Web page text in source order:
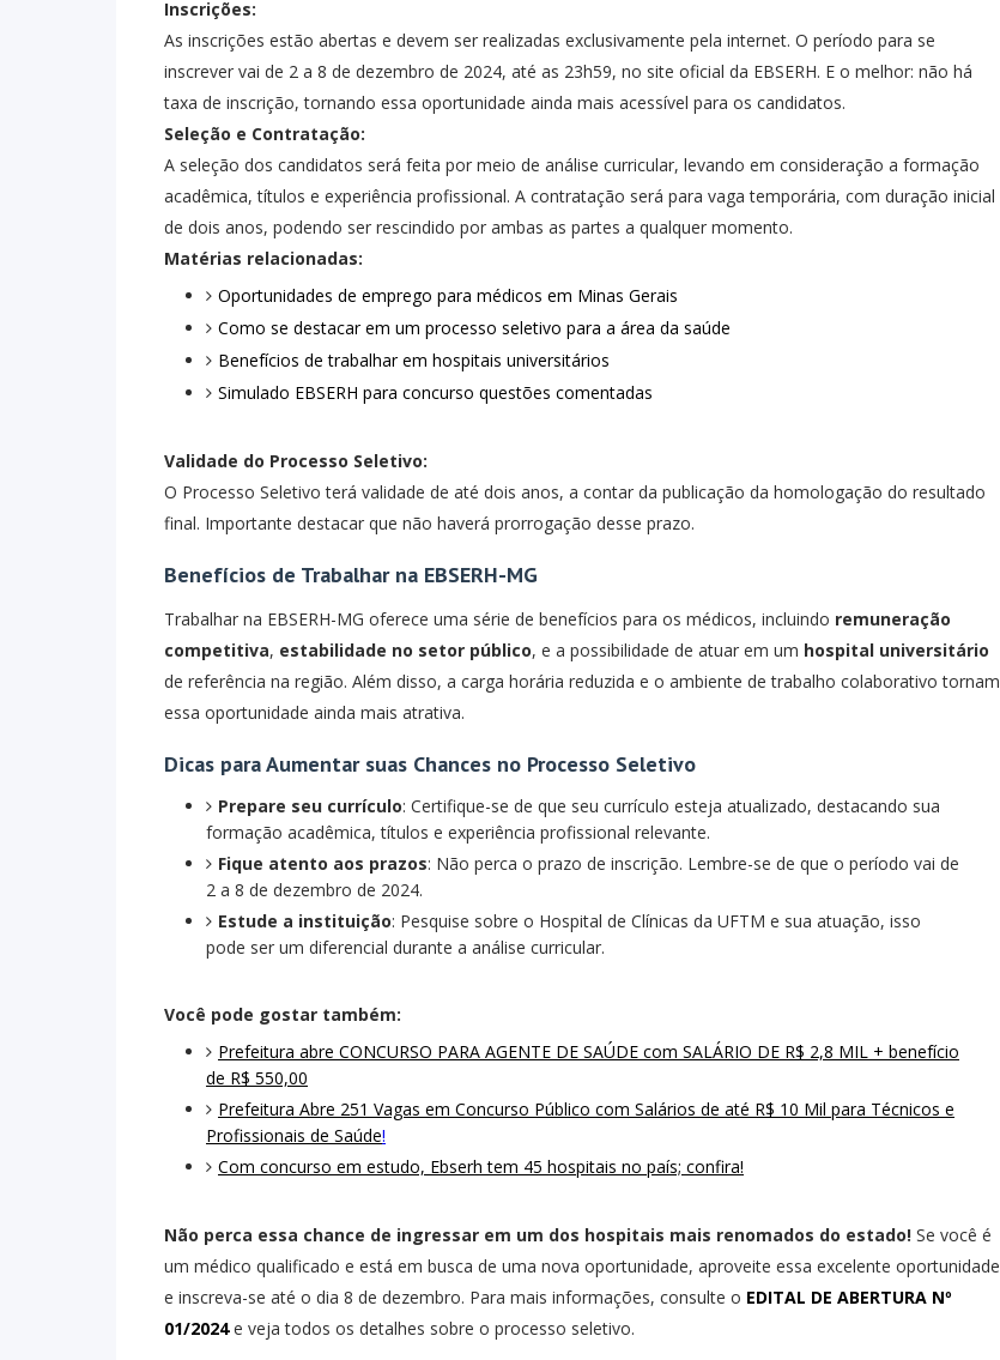
Inscrições:
As inscrições estão abertas e devem ser realizadas exclusivamente pela internet. O período para se
inscrever vai de 2 a 8 de dezembro de 2024, até as 23h59, no site oficial da EBSERH. E o melhor: não há
taxa de inscrição, tornando essa oportunidade ainda mais acessível para os candidatos.
Seleção e Contratação:
A seleção dos candidatos será feita por meio de análise curricular, levando em consideração a formação
acadêmica, títulos e experiência profissional. A contratação será para vaga temporária, com duração inicial
de dois anos, podendo ser rescindido por ambas as partes a qualquer momento.
Matérias relacionadas:
Oportunidades de emprego para médicos em Minas Gerais
Como se destacar em um processo seletivo para a área da saúde
Benefícios de trabalhar em hospitais universitários
Simulado EBSERH para concurso questões comentadas
Validade do Processo Seletivo:
O Processo Seletivo terá validade de até dois anos, a contar da publicação da homologação do resultado
final. Importante destacar que não haverá prorrogação desse prazo.
Benefícios de Trabalhar na EBSERH-MG
Trabalhar na EBSERH-MG oferece uma série de benefícios para os médicos, incluindo remuneração
competitiva, estabilidade no setor público, e a possibilidade de atuar em um hospital universitário
de referência na região. Além disso, a carga horária reduzida e o ambiente de trabalho colaborativo tornam
essa oportunidade ainda mais atrativa.
Dicas para Aumentar suas Chances no Processo Seletivo
Prepare seu currículo: Certifique-se de que seu currículo esteja atualizado, destacando sua
formação acadêmica, títulos e experiência profissional relevante.
Fique atento aos prazos: Não perca o prazo de inscrição. Lembre-se de que o período vai de
2 a 8 de dezembro de 2024.
Estude a instituição: Pesquise sobre o Hospital de Clínicas da UFTM e sua atuação, isso
pode ser um diferencial durante a análise curricular.
Você pode gostar também:
Prefeitura abre CONCURSO PARA AGENTE DE SAÚDE com SALÁRIO DE R$ 2,8 MIL + benefício
de R$ 550,00
Prefeitura Abre 251 Vagas em Concurso Público com Salários de até R$ 10 Mil para Técnicos e
Profissionais de Saúde!
Com concurso em estudo, Ebserh tem 45 hospitais no país; confira!
Não perca essa chance de ingressar em um dos hospitais mais renomados do estado! Se você é
um médico qualificado e está em busca de uma nova oportunidade, aproveite essa excelente oportunidade
e inscreva-se até o dia 8 de dezembro. Para mais informações, consulte o EDITAL DE ABERTURA Nº
01/2024e veja todos os detalhes sobre o processo seletivo.